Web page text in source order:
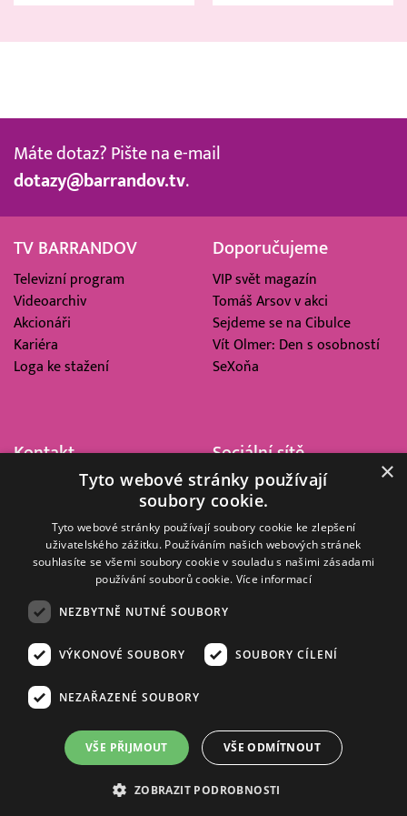
Máte dotaz? Pište na e-mail
dotazy@barrandov.tv.
TV BARRANDOV
Televizní program
Videoarchiv
Akcionáři
Kariéra
Loga ke stažení
Doporučujeme
VIP svět magazín
Tomáš Arsov v akci
Sejdeme se na Cibulce
Vít Olmer: Den s osobností
SeXoňa
Kontakt
Barrandov Televizní Studio,
Kříženeckého nám. 322
152 00 Praha 5
IČ 416 93 311
Sociální sítě
© 2008–2026 EMPRESA MEDIA, a.s. Všechna práva vyhrazena.
Zásady ochrany osobních a dalších zpracovávaných údajů
Informace o měření sledovanosti videa ve video archivu
Nielsen Digital Measurement
. Využíváme grafické podklady z
depositphotos.com .
×
Tyto webové stránky používají
soubory cookie.
Tyto webové stránky používají soubory cookie ke zlepšení
uživatelského zážitku. Používáním našich webových stránek
souhlasíte se všemi soubory cookie v souladu s našimi zásadami
používání souborů cookie. Více informací
NEZBYTNĚ NUTNÉ SOUBORY
VÝKONOVÉ SOUBORY SOUBORY CÍLENÍ
NEZAŘAZENÉ SOUBORY
VŠE PŘIJMOUT VŠE ODMÍTNOUT
ZOBRAZIT PODROBNOSTI